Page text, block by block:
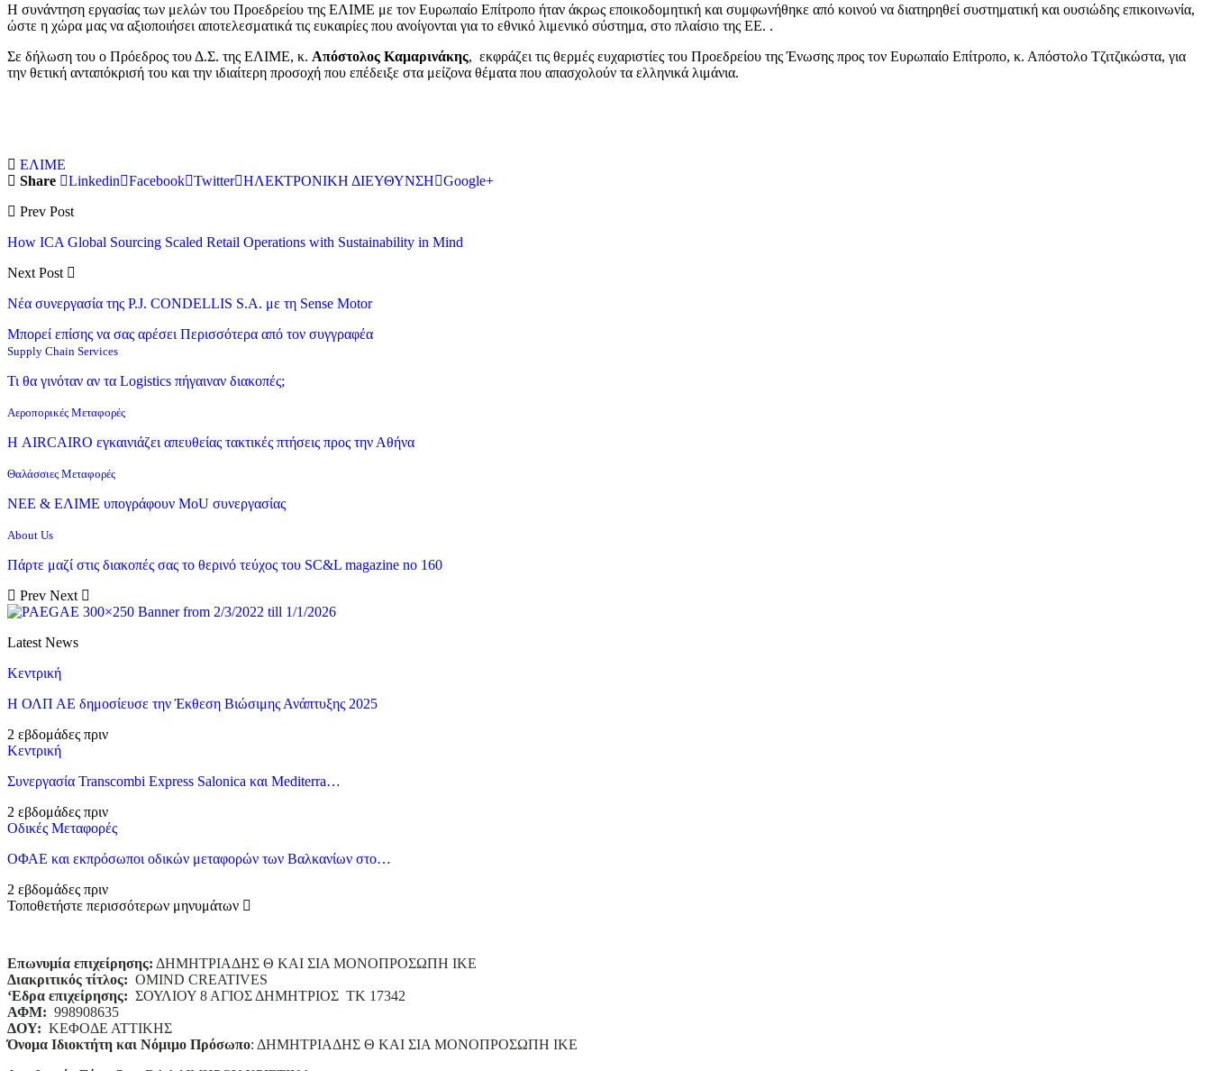
Η συνάντηση εργασίας των μελών του Προεδρείου της ΕΛΙΜΕ με τον Ευρωπαίο Επίτροπο ήταν άκρως εποικοδομητική και συμφωνήθηκε από κοινού να διατηρηθεί συστηματική και ουσιώδης επικοινωνία,
ώστε η χώρα μας να αξιοποιήσει αποτελεσματικά τις ευκαιρίες που ανοίγονται για το εθνικό λιμενικό σύστημα, στο πλαίσιο της ΕΕ. .
Σε δήλωση του ο Πρόεδρος του Δ.Σ. της ΕΛΙΜΕ, κ. Απόστολος Καμαρινάκης, εκφράζει τις θερμές ευχαριστίες του Προεδρείου της Ένωσης προς τον Ευρωπαίο Επίτροπο, κ. Απόστολο Τζιτζικώστα, για
την θετική ανταπόκρισή του και την ιδιαίτερη προσοχή που επέδειξε στα μείζονα θέματα που απασχολούν τα ελληνικά λιμάνια.
ΕΛΙΜΕ
Share
Linkedin Facebook Twitter ΗΛΕΚΤΡΟΝΙΚΗ ΔΙΕΥΘΥΝΣΗ
Google+
Prev Post
How ICA Global Sourcing Scaled Retail Operations with Sustainability in Mind
Next Post
Νέα συνεργασία της P.J. CONDELLIS S.A. με τη Sense Motor
Μπορεί επίσης να σας αρέσει Περισσότερα από τον συγγραφέα
Supply Chain Services
Τι θα γινόταν αν τα Logistics πήγαιναν διακοπές;
Αεροπορικές Μεταφορές
Η AIRCAIRO εγκαινιάζει απευθείας τακτικές πτήσεις προς την Αθήνα
Θαλάσσιες Μεταφορές
ΝΕΕ & ΕΛΙΜΕ υπογράφουν MoU συνεργασίας
About Us
Πάρτε μαζί στις διακοπές σας το θερινό τεύχος του SC&L magazine no 160
Prev Next
Latest News
Κεντρική
Η ΟΛΠ ΑΕ δημοσίευσε την Έκθεση Βιώσιμης Ανάπτυξης 2025
2 εβδομάδες πριν
Κεντρική
Συνεργασία Transcombi Express Salonica και Mediterra…
2 εβδομάδες πριν
Οδικές Μεταφορές
ΟΦΑΕ και εκπρόσωποι οδικών μεταφορών των Βαλκανίων στο…
2 εβδομάδες πριν
Τοποθετήστε περισσότερων μηνυμάτων
Επωνυμία επιχείρησης: ΔΗΜΗΤΡΙΑΔΗΣ Θ ΚΑΙ ΣΙΑ ΜΟΝΟΠΡΟΣΩΠΗ ΙΚΕ
Διακριτικός τίτλος: ΟΜΙΝD CREATIVES
‘Eδρα επιχείρησης: ΣΟΥΛΙΟΥ 8 ΑΓΙΟΣ ΔΗΜΗΤΡΙΟΣ ΤΚ 17342
ΑΦΜ: 998908635
ΔΟΥ: ΚΕΦΟΔΕ ΑΤΤΙΚΗΣ
Όνομα Ιδιοκτήτη και Νόμιμο Πρόσωπο: ΔΗΜΗΤΡΙΑΔΗΣ Θ ΚΑΙ ΣΙΑ ΜΟΝΟΠΡΟΣΩΠΗ ΙΚΕ